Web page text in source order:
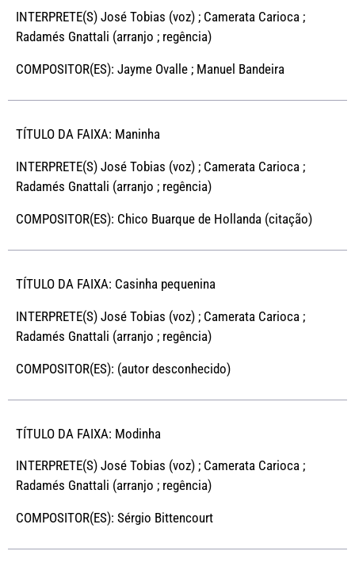
INTERPRETE(S) José Tobias (voz) ; Camerata Carioca ;
Radamés Gnattali (arranjo ; regência)
COMPOSITOR(ES): Jayme Ovalle ; Manuel Bandeira
TÍTULO DA FAIXA: Maninha
INTERPRETE(S) José Tobias (voz) ; Camerata Carioca ;
Radamés Gnattali (arranjo ; regência)
COMPOSITOR(ES): Chico Buarque de Hollanda (citação)
TÍTULO DA FAIXA: Casinha pequenina
INTERPRETE(S) José Tobias (voz) ; Camerata Carioca ;
Radamés Gnattali (arranjo ; regência)
COMPOSITOR(ES): (autor desconhecido)
TÍTULO DA FAIXA: Modinha
INTERPRETE(S) José Tobias (voz) ; Camerata Carioca ;
Radamés Gnattali (arranjo ; regência)
COMPOSITOR(ES): Sérgio Bittencourt